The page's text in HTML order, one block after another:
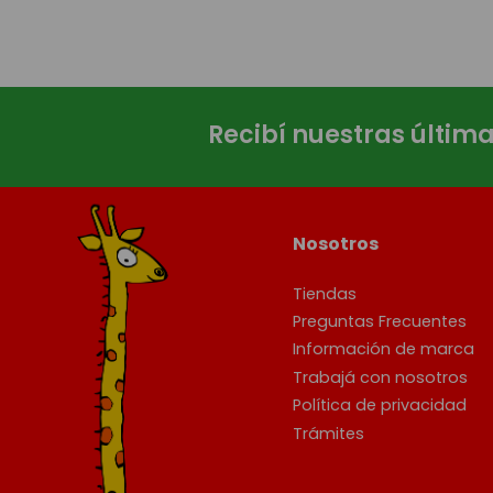
Recibí nuestras
Nosotros
Tiendas
Preguntas Frecuentes
Información de marca
Trabajá con nosotros
Política de privacidad
Trámites